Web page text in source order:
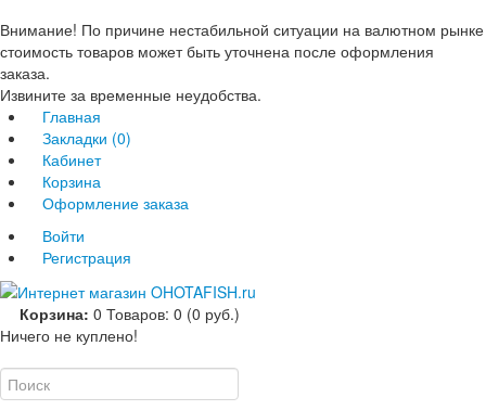
Внимание! По причине нестабильной ситуации на валютном рынке
стоимость товаров может быть уточнена после оформления
заказа.
Извините за временные неудобства.
Главная
Закладки (0)
Кабинет
Корзина
Оформление заказа
Войти
Регистрация
Корзина: 0 Товаров: 0 (0 руб.)
Ничего не куплено!